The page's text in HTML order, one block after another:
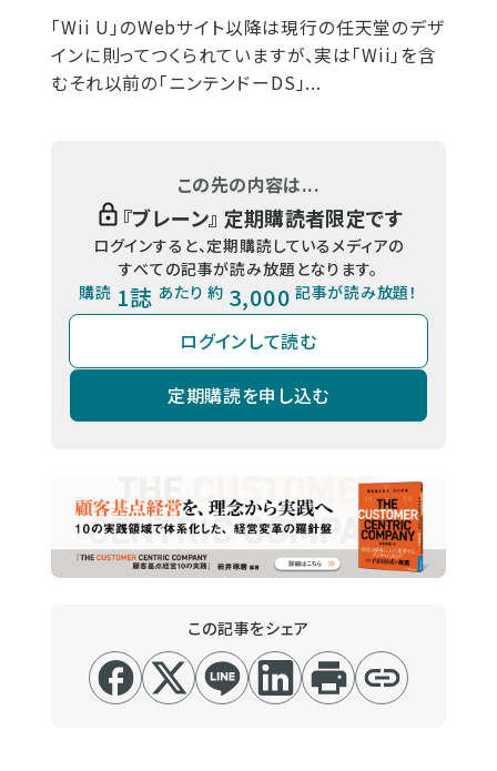
「Wii U」のWebサイト以降は現行の任天堂のデザ
インに則ってつくられていますが、実は「Wii」を含
むそれ以前の「ニンテンドーDS」...
この先の内容は...
『ブレーン』 定期購読者限定です
ログインすると、定期購読しているメディアの
すべての記事が読み放題となります。
購読 1誌 あたり 約 3,000 記事が読み放題！
ログインして読む
定期購読を申し込む
この記事をシェア